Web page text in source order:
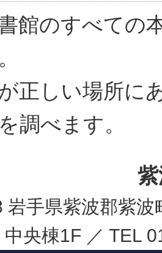
館のすべての
正しい場所に
調べます。
岩手県紫波郡紫
中央棟1F ／ TEL